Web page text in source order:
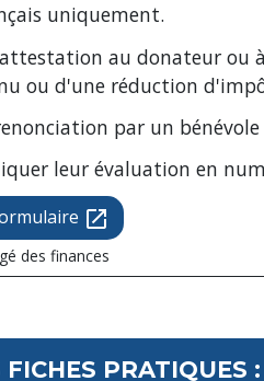
uniquement.
au donateur ou
ou d'une réduction
par un
leur évaluation en
open_in_new
des finances
PRATIQUES :